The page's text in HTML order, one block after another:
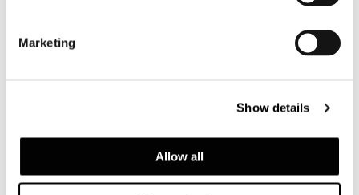
Marketing
Show details
Allow all